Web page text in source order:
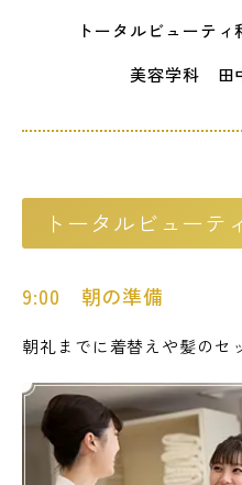
SNSをフォローし
トータルビューテ
美容学科 田
トータルビュー
9:00 朝の準備
朝礼までに着替えや髪のセ